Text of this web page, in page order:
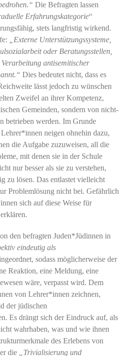
Die Befragten lassen
Erfahrungskategorie“
stets langfristig wirkend.
„Externe Unterstützungssysteme,
oder Beratungsstellen,
antisemitischer
Dies bedeutet nicht, dass es
lässt jedoch zu wünschen
Zweifel an ihrer Kompetenz,
Gemeinden, sondern von nicht-
betrieben werden. Im Grunde
neigen ohnehin dazu,
die Aufgabe zuzuweisen, all die
mit denen sie in der Schule
nur besser als sie zu verstehen,
zu lösen. Das entlastet vielleicht
Problemlösung nicht bei. Gefährlich
sich auf diese Weise für
den befragten Juden*Jüdinnen in
eindeutig als
sodass möglicherweise der
Reaktion, eine Meldung, eine
wäre, verpasst wird. Dem
von Lehrer*innen zeichnen,
der jüdischen
Es drängt sich der Eindruck auf, als
wahrhaben, was und wie ihnen
des Erlebens von
die„Trivialisierung und